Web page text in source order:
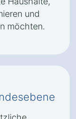
und
möchten.